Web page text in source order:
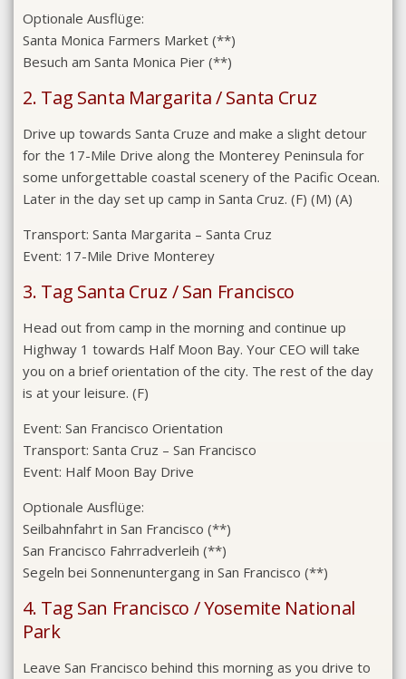
Optionale Ausflüge:
Santa Monica Farmers Market (**)
Besuch am Santa Monica Pier (**)
2. Tag Santa Margarita / Santa Cruz
Drive up towards Santa Cruze and make a slight detour
for the 17-Mile Drive along the Monterey Peninsula for
some unforgettable coastal scenery of the Pacific Ocean.
Later in the day set up camp in Santa Cruz. (F) (M) (A)
Transport: Santa Margarita – Santa Cruz
Event: 17-Mile Drive Monterey
3. Tag Santa Cruz / San Francisco
Head out from camp in the morning and continue up
Highway 1 towards Half Moon Bay. Your CEO will take
you on a brief orientation of the city. The rest of the day
is at your leisure. (F)
Event: San Francisco Orientation
Transport: Santa Cruz – San Francisco
Event: Half Moon Bay Drive
Optionale Ausflüge:
Seilbahnfahrt in San Francisco (**)
San Francisco Fahrradverleih (**)
Segeln bei Sonnenuntergang in San Francisco (**)
4. Tag San Francisco / Yosemite National
Park
Leave San Francisco behind this morning as you drive to